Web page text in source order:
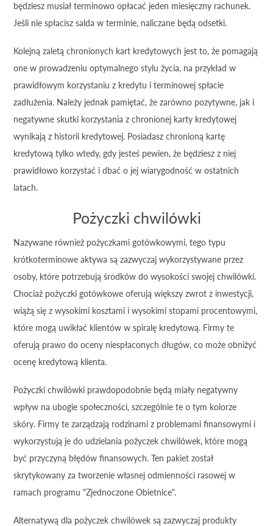
będziesz musiał terminowo opłacać jeden miesięczny rachunek.
Jeśli nie spłacisz salda w terminie, naliczane będą odsetki.
Kolejną zaletą chronionych kart kredytowych jest to, że pomagają
one w prowadzeniu optymalnego stylu życia, na przykład w
prawidłowym korzystaniu z kredytu i terminowej spłacie
zadłużenia. Należy jednak pamiętać, że zarówno pozytywne, jak i
negatywne skutki korzystania z chronionej karty kredytowej
wynikają z historii kredytowej. Posiadasz chronioną kartę
kredytową tylko wtedy, gdy jesteś pewien, że będziesz z niej
prawidłowo korzystać i dbać o jej wiarygodność w ostatnich
latach.
Pożyczki chwilówki
Nazywane również pożyczkami gotówkowymi, tego typu
krótkoterminowe aktywa są zazwyczaj wykorzystywane przez
osoby, które potrzebują środków do wysokości swojej chwilówki.
Chociaż pożyczki gotówkowe oferują większy zwrot z inwestycji,
wiążą się z wysokimi kosztami i wysokimi stopami procentowymi,
które mogą uwikłać klientów w spiralę kredytową. Firmy te
oferują prawo do oceny niespłaconych długów, co może obniżyć
ocenę kredytową klienta.
Pożyczki chwilówki prawdopodobnie będą miały negatywny
wpływ na ubogie społeczności, szczególnie te o tym kolorze
skóry. Firmy te zarządzają rodzinami z problemami finansowymi i
wykorzystują je do udzielania pożyczek chwilówek, które mogą
być przyczyną błędów finansowych. Ten pakiet został
skrytykowany za tworzenie własnej odmienności rasowej w
ramach programu "Zjednoczone Obietnice".
Alternatywą dla pożyczek chwilówek są zazwyczaj produkty